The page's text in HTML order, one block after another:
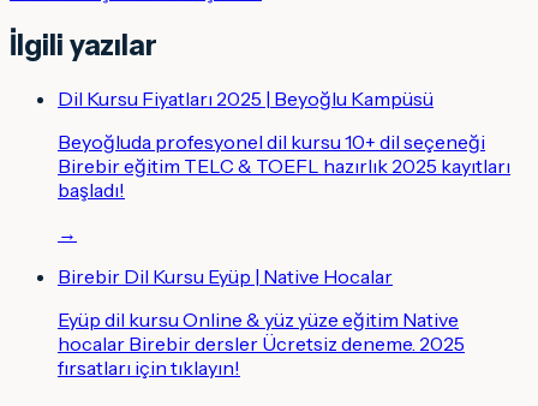
İlgili yazılar
Dil Kursu Fiyatları 2025 | Beyoğlu Kampüsü
Beyoğluda profesyonel dil kursu 10+ dil seçeneği
Birebir eğitim TELC & TOEFL hazırlık 2025 kayıtları
başladı!
→
Birebir Dil Kursu Eyüp | Native Hocalar
Eyüp dil kursu Online & yüz yüze eğitim Native
hocalar Birebir dersler Ücretsiz deneme. 2025
fırsatları için tıklayın!